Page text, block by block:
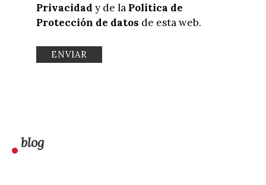
Privacidad y de la Política de
Protección de datos de esta web.
blog